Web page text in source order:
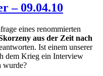
– 09.04.10
eines renommierten
aus der Zeit nach
Ist einem unserer
dem Krieg ein Interview
wurde?